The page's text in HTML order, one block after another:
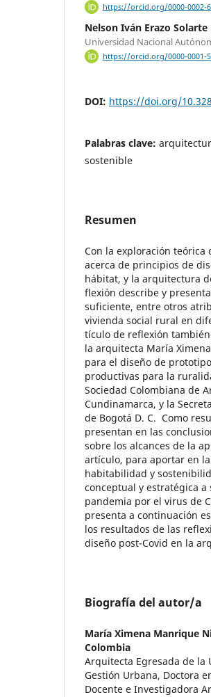
https://orcid.org/0000-0002-
Nelson Iván Erazo Solarte
Universidad Nacional
https://orcid.org/0000-0001-
DOI: https://doi.org/
Palabras clave:
sostenible
Resumen
Con la exploración teórica
acerca de principios de
hábitat, y la arquitectura
flexión describe y
suficiente, entre otros
vivienda social rural en
tículo de reflexión
la arquitecta María
para el diseño de
productivas para la
Sociedad Colombiana de
Cundinamarca, y la
de Bogotá D. C. Como
presentan en las
sobre los alcances de la
artículo, para aportar en
habitabilidad y
conceptual y estratégica
pandemia por el virus de
presenta a continuación
los resultados de las
diseño post-Covid en la
Biografía del autor/a
María Ximena Manrique
Colombia
Arquitecta Egresada de la
Gestión Urbana, Doctora
Docente e Investigadora